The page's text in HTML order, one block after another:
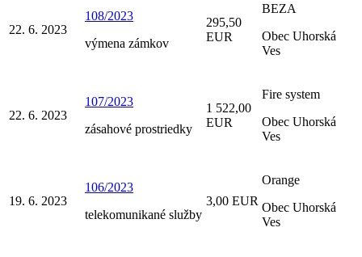
22. 6. 2023
108/2023
výmena zámkov
295,50
EUR
BEZA
Obec Uhorská
Ves
22. 6. 2023
107/2023
zásahové prostriedky
1 522,00
EUR
Fire system
Obec Uhorská
Ves
19. 6. 2023
106/2023
telekomunikané služby
3,00 EUR
Orange
Obec Uhorská
Ves